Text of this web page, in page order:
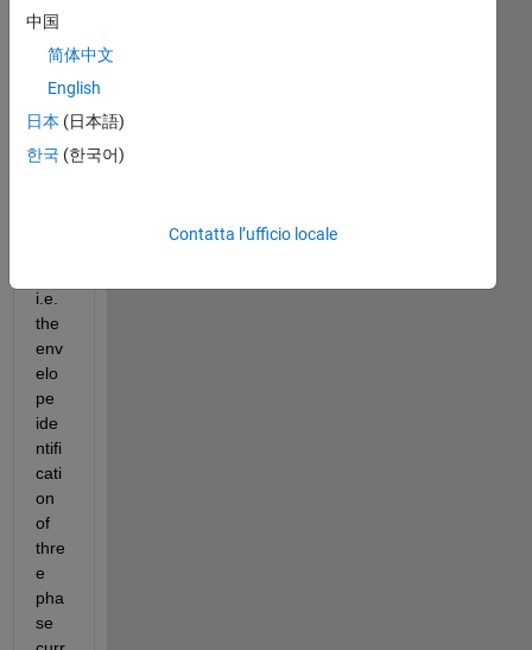
ck
in a
ver
i.e.
the
env
elo
pe
ide
ntifi
cati
on
of
thre
e
pha
se
中国
简体中文
English
日本 (日本語)
한국 (한국어)
Contatta l’ufficio locale